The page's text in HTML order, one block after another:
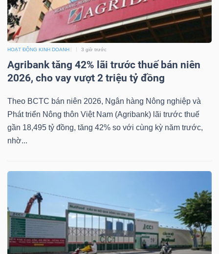
HOẠT ĐỘNG KINH DOANH 3 giờ trước
Agribank tăng 42% lãi trước thuế bán niên
2026, cho vay vượt 2 triệu tỷ đồng
Theo BCTC bán niên 2026, Ngân hàng Nông nghiệp và
Phát triển Nông thôn Việt Nam (Agribank) lãi trước thuế
gần 18,495 tỷ đồng, tăng 42% so với cùng kỳ năm trước,
nhờ...
NGHIỆP
CỔ
PHIẾU
PHÁI
SINH
PHIẾU
CÔNG
CỤ